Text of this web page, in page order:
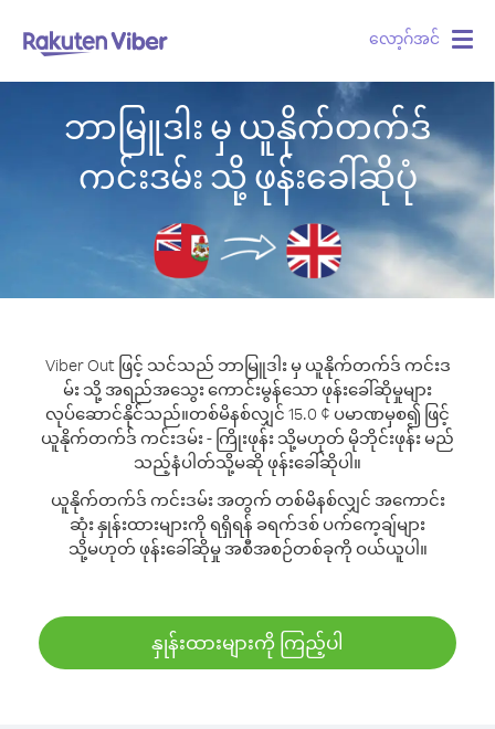
လော့ဂ်အင်
ဘာမြူဒါး မှ ယူနိုက်တက်ဒ်
ကင်းဒမ်း သို့ ဖုန်းခေါ်ဆိုပုံ
Viber Out ဖြင့် သင်သည် ဘာမြူဒါး မှ ယူနိုက်တက်ဒ် ကင်းဒ
မ်း သို့ အရည်အသွေး ကောင်းမွန်သော ဖုန်းခေါ်ဆိုမှုများ
လုပ်ဆောင်နိုင်သည်။တစ်မိနစ်လျှင် 15.0 ¢ ပမာဏမှစ၍ ဖြင့်
ယူနိုက်တက်ဒ် ကင်းဒမ်း - ကြိုးဖုန်း သို့မဟုတ် မိုဘိုင်းဖုန်း မည်
သည့်နံပါတ်သို့မဆို ဖုန်းခေါ်ဆိုပါ။
ယူနိုက်တက်ဒ် ကင်းဒမ်း အတွက် တစ်မိနစ်လျှင် အကောင်း
ဆုံး နှုန်းထားများကို ရရှိရန် ခရက်ဒစ် ပက်ကေ့ချ်များ
သို့မဟုတ် ဖုန်းခေါ်ဆိုမှု အစီအစဉ်တစ်ခုကို ဝယ်ယူပါ။
နှုန်းထားများကို ကြည့်ပါ